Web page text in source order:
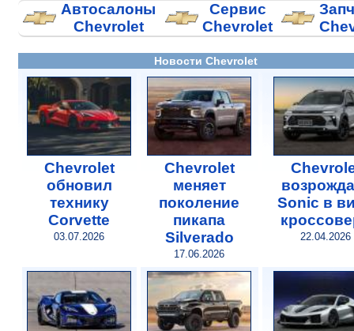
Автосалоны
Chevrolet
Сервис
Chevrolet
Новости Chevrolet
Chevrolet
обновил
технику
Corvette
03.07.2026
Chevrolet
меняет
поколение
пикапа
Silverado
17.06.2026
Sonic в
22.04.2026